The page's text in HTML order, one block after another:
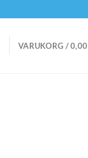
VARUKORG /0,00